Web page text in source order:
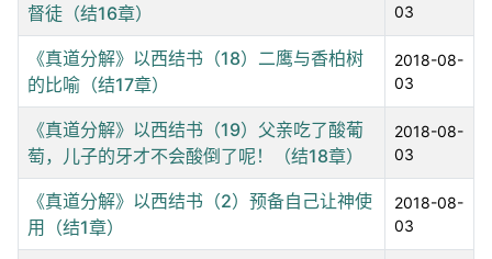
督徒（结16章）
03
《真道分解》以西结书（18）二鹰与香柏树
的比喻（结17章）
2018-08-
03
《真道分解》以西结书（19）父亲吃了酸葡
萄，儿子的牙才不会酸倒了呢！（结18章）
2018-08-
03
《真道分解》以西结书（2）预备自己让神使
用（结1章）
2018-08-
03